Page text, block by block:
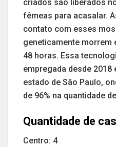
criados são liberados
fêmeas para acasalar.
contato com esses
geneticamente morrem
48 horas. Essa
empregada desde 2018
estado de São Paulo,
de 96% na quantidade
Quantidade de
Centro: 4